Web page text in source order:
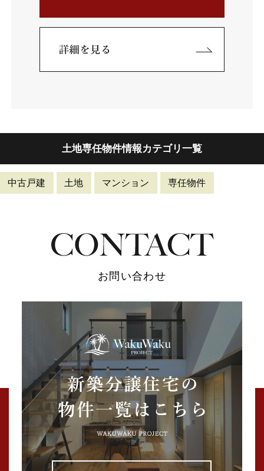
土地専任物件情報カテゴリ一覧
中古戸建 土地 マンション 専任物件
お問い合わせ